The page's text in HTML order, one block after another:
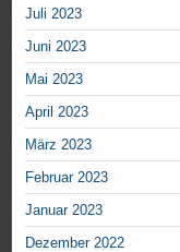
Juli 2023
Juni 2023
Mai 2023
April 2023
März 2023
Februar 2023
Januar 2023
Dezember 2022